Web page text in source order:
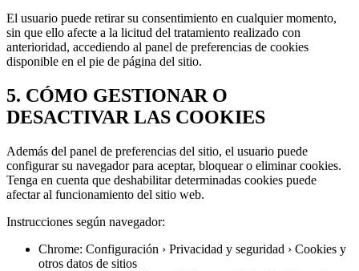
El usuario puede retirar su consentimiento en cualquier momento,
sin que ello afecte a la licitud del tratamiento realizado con
anterioridad, accediendo al panel de preferencias de cookies
disponible en el pie de página del sitio.
5. CÓMO GESTIONAR O
DESACTIVAR LAS COOKIES
Además del panel de preferencias del sitio, el usuario puede
configurar su navegador para aceptar, bloquear o eliminar cookies.
Tenga en cuenta que deshabilitar determinadas cookies puede
afectar al funcionamiento del sitio web.
Instrucciones según navegador:
Chrome: Configuración › Privacidad y seguridad › Cookies y
otros datos de sitios